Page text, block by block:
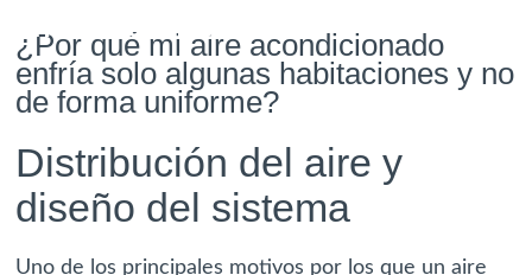
uniforme en Girona
¿Por qué mi aire acondicionado
enfría solo algunas habitaciones y no
de forma uniforme?
Distribución del aire y
diseño del sistema
Uno de los principales motivos por los que un aire